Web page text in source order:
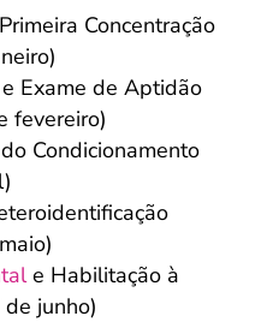
Concentração
Exame de Aptidão
fevereiro)
Condicionamento
e Habilitação à
junho)